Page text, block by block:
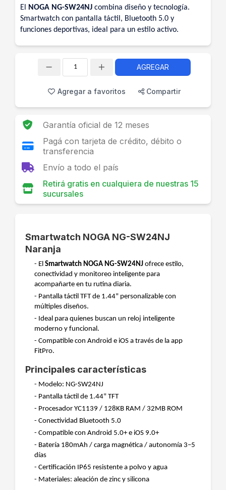
El NOGA NG-SW24NJ combina diseño y tecnología.
Smartwatch con pantalla táctil, Bluetooth 5.0 y
funciones deportivas, ideal para un estilo activo.
AGREGAR
Agregar a favoritos Compartir
Garantía oficial de 12 meses
Pagá con tarjeta de crédito, débito o
transferencia
Envío a todo el país
Retirá gratis en cualquiera de nuestras 15
sucursales
Smartwatch NOGA NG-SW24NJ
Naranja
- El Smartwatch NOGA NG-SW24NJ ofrece estilo,
conectividad y monitoreo inteligente para
acompañarte en tu rutina diaria.
- Pantalla táctil TFT de 1.44" personalizable con
múltiples diseños.
- Ideal para quienes buscan un reloj inteligente
moderno y funcional.
- Compatible con Android e iOS a través de la app
FitPro.
Principales características
- Modelo: NG-SW24NJ
- Pantalla táctil de 1.44" TFT
- Procesador YC1139 / 128KB RAM / 32MB ROM
- Conectividad Bluetooth 5.0
- Compatible con Android 5.0+ e iOS 9.0+
- Batería 180mAh / carga magnética / autonomía 3–5
días
- Certificación IP65 resistente a polvo y agua
- Materiales: aleación de zinc y silicona